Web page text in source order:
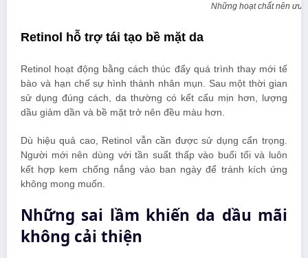
Những hoạt chất nên ưu
Retinol hỗ trợ tái tạo bề mặt da
Retinol hoạt động bằng cách thúc đẩy quá trình thay mới tế
bào và hạn chế sự hình thành nhân mụn. Sau một thời gian
sử dụng đúng cách, da thường có kết cấu mịn hơn, lượng
dầu giảm dần và bề mặt trở nên đều màu hơn.
Dù hiệu quả cao, Retinol vẫn cần được sử dụng cẩn trọng.
Người mới nên dùng với tần suất thấp vào buổi tối và luôn
kết hợp kem chống nắng vào ban ngày để tránh kích ứng
không mong muốn.
Những sai lầm khiến da dầu mãi
không cải thiện